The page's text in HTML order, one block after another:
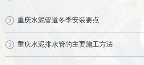
重庆水泥管道冬季安装要点
重庆水泥排水管的主要施工方法